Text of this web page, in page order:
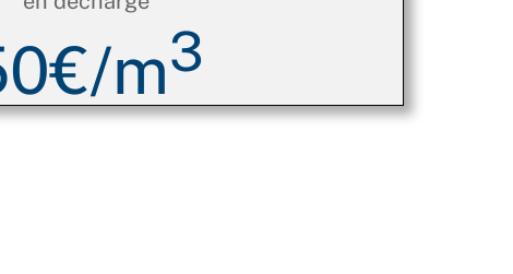
m3